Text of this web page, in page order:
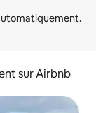
sur Airbnb